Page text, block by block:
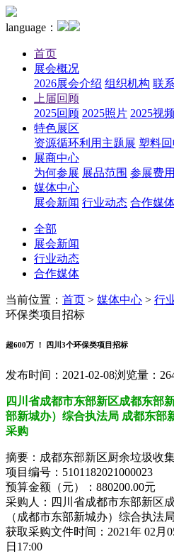
language：
首页
展会概况
2026展会介绍 组织机构 联
上届回顾
2025回顾 2025照片 2025视频
特色展区
资源循环利用主题展 塑料
展商中心
为何参展 展品范围 参展费用
媒体中心
展会新闻 行业动态 合作媒
全部
展会新闻
行业动态
合作媒体
当前位置： 首页 > 媒体中心 > 行
环保类项目招标
超600万 ！ 四川3个环保类项目招标
发布时间：2021-02-08浏览量：
四川省成都市东部新区成都东部
部新城办）综合执法局 成都东部
采购
摘要：成都东部新区厨余垃圾收
项目编号：5101182021000023
预算金额（元）：880200.00元
采购人：四川省成都市东部新区
（成都市东部新城办）综合执法局
获取采购文件时间：2021年 02月
日17:00